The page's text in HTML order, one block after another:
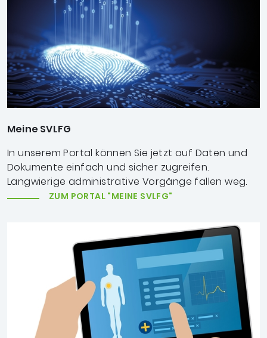
Meine SVLFG
In unserem Portal können Sie jetzt auf Daten und
Dokumente einfach und sicher zugreifen.
Langwierige administrative Vorgänge fallen weg.
ZUM PORTAL "MEINE SVLFG"